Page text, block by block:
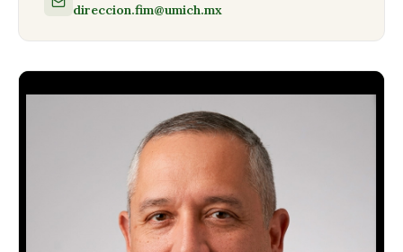
direccion.fim@umich.mx